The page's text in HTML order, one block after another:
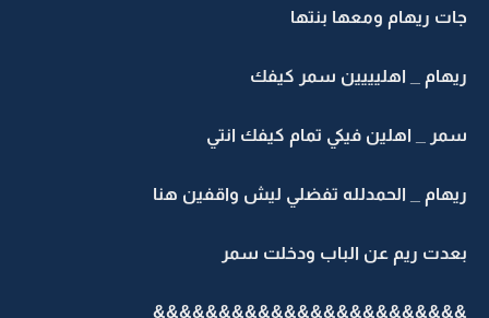
جات ريهام ومعها بنتها
ريهام _ اهليييين سمر كيفك
سمر _ اهلين فيكي تمام كيفك انتي
ريهام _ الحمدلله تفضلي ليش واقفين هنا
بعدت ريم عن الباب ودخلت سمر
&&&&&&&&&&
&&&&&&&&&&&&&&